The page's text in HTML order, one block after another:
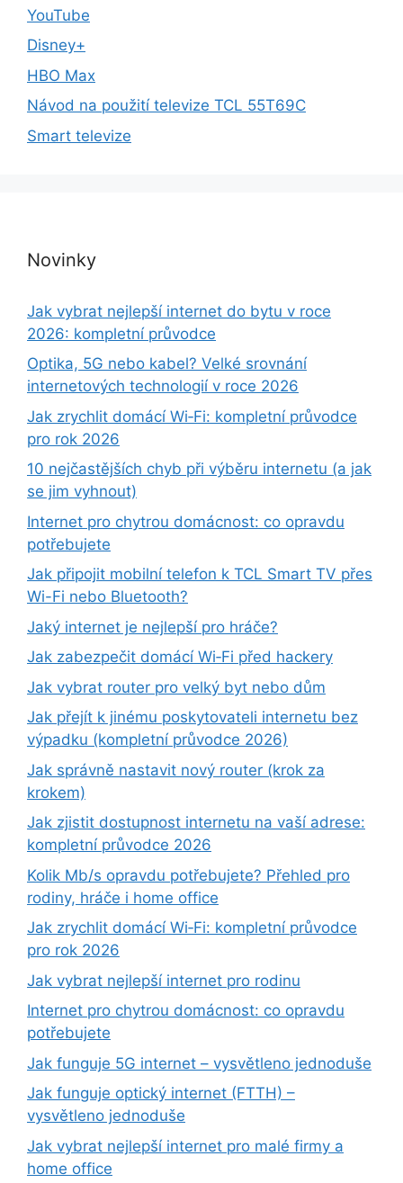
YouTube
Disney+
HBO Max
Návod na použití televize TCL 55T69C
Smart televize
Novinky
Jak vybrat nejlepší internet do bytu v roce
2026: kompletní průvodce
Optika, 5G nebo kabel? Velké srovnání
internetových technologií v roce 2026
Jak zrychlit domácí Wi‑Fi: kompletní průvodce
pro rok 2026
10 nejčastějších chyb při výběru internetu (a jak
se jim vyhnout)
Internet pro chytrou domácnost: co opravdu
potřebujete
Jak připojit mobilní telefon k TCL Smart TV přes
Wi-Fi nebo Bluetooth?
Jaký internet je nejlepší pro hráče?
Jak zabezpečit domácí Wi‑Fi před hackery
Jak vybrat router pro velký byt nebo dům
Jak přejít k jinému poskytovateli internetu bez
výpadku (kompletní průvodce 2026)
Jak správně nastavit nový router (krok za
krokem)
Jak zjistit dostupnost internetu na vaší adrese:
kompletní průvodce 2026
Kolik Mb/s opravdu potřebujete? Přehled pro
rodiny, hráče i home office
Jak zrychlit domácí Wi‑Fi: kompletní průvodce
pro rok 2026
Jak vybrat nejlepší internet pro rodinu
Internet pro chytrou domácnost: co opravdu
potřebujete
Jak funguje 5G internet – vysvětleno jednoduše
Jak funguje optický internet (FTTH) –
vysvětleno jednoduše
Jak vybrat nejlepší internet pro malé firmy a
home office